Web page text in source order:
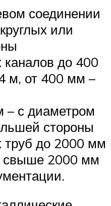
соединении
или
каналов до 400
м, от 400 мм –
– с диаметром
стороны
труб до 2000 мм
свыше 2000 мм